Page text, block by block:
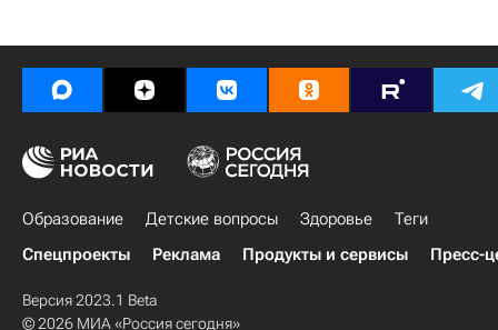
Образование Детские вопросы Здоровье
Теги
Спецпроекты
Реклама Продукты и сервисы Пресс-
Версия 2023.1 Beta
© 2026 МИА «Россия сегодня»